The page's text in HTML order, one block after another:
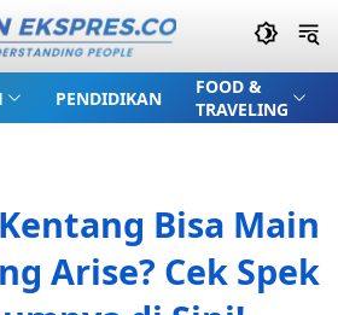
PENDIDIKAN
FOOD &
TRAVELING
Bisa Main
Arise? Cek Spek